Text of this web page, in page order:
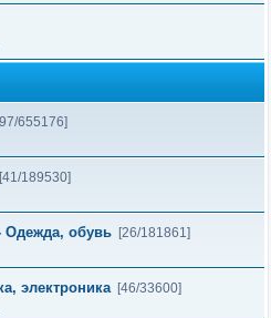
655176]
[41/189530]
Одежда, обувь [26/181861]
электроника [46/33600]